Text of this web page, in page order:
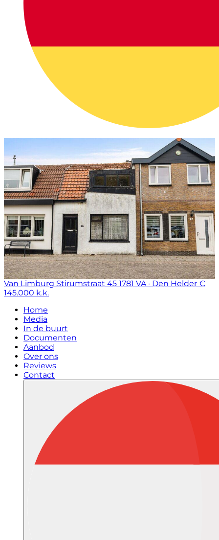
Van Limburg Stirumstraat 45 1781 VA · Den Helder €
145.000 k.k.
Home
Media
In de buurt
Documenten
Aanbod
Over ons
Reviews
Contact